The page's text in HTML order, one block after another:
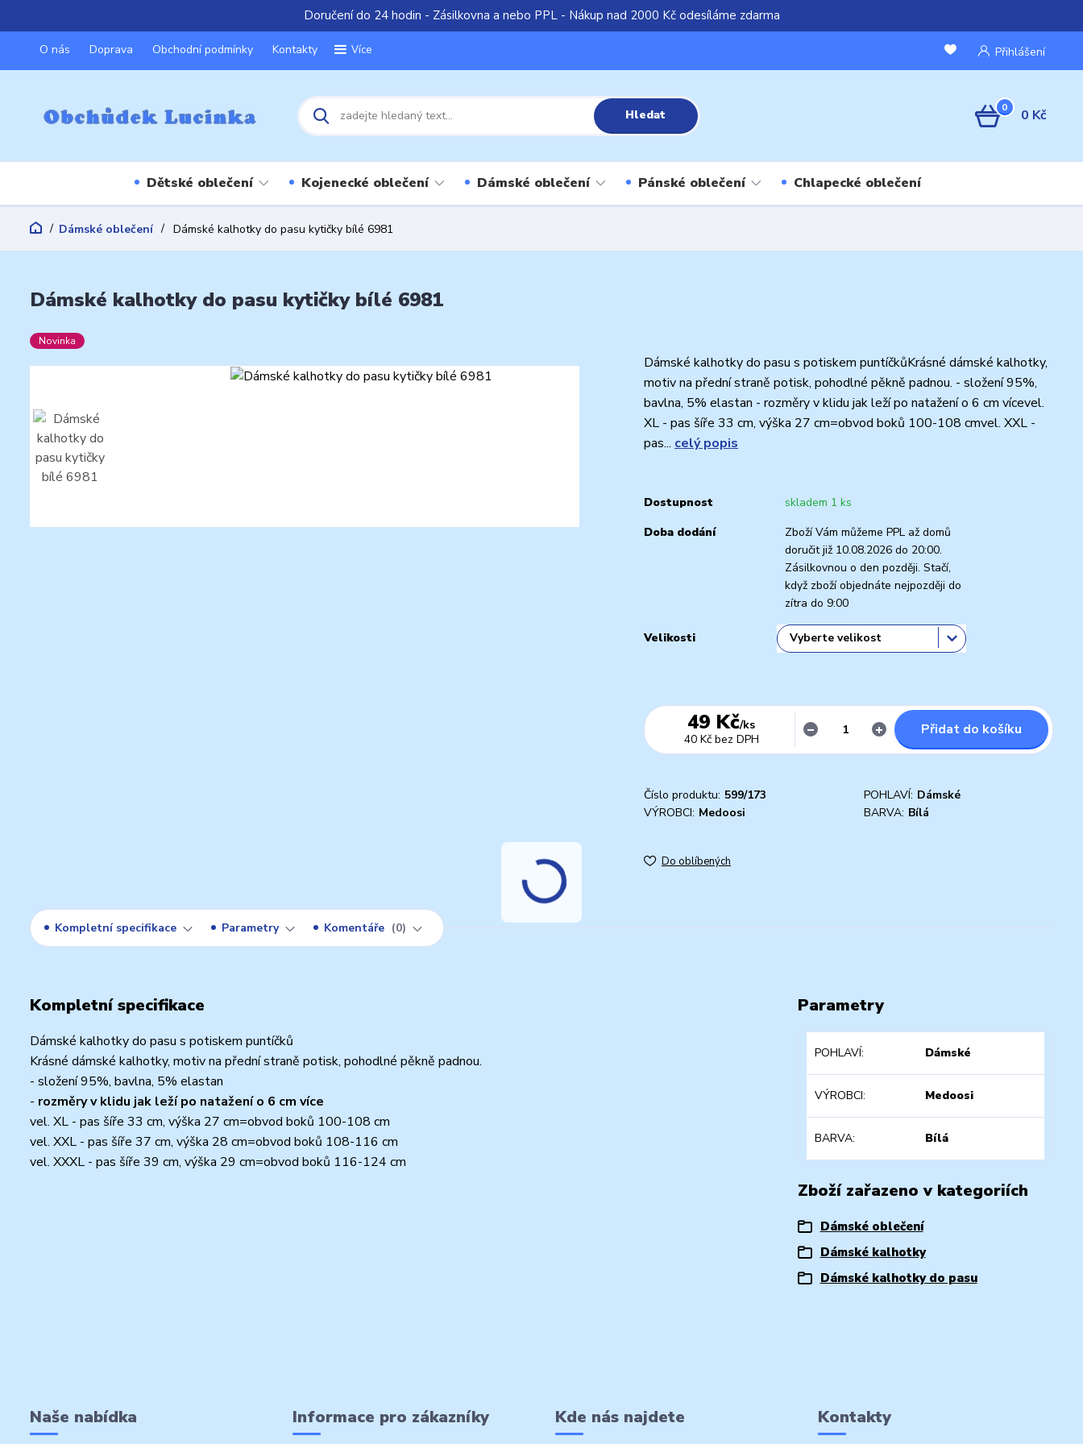
Doručení do 24 hodin - Zásilkovna a nebo PPL - Nákup nad 2000 Kč odesíláme zdarma
O nás Doprava Obchodní podmínky Kontakty Více Přihlášení
Hledat 0 0 Kč
Dětské oblečení Kojenecké oblečení Dámské oblečení Pánské oblečení Chlapecké oblečení
Dámské oblečení Dámské kalhotky do pasu kytičky bílé 6981
Dámské kalhotky do pasu kytičky bílé 6981
Novinka
Dámské kalhotky do pasu s potiskem puntíčkůKrásné dámské kalhotky,
motiv na přední straně potisk, pohodlné pěkně padnou. - složení 95%,
bavlna, 5% elastan - rozměry v klidu jak leží po natažení o 6 cm vícevel.
XL - pas šíře 33 cm, výška 27 cm=obvod boků 100-108 cmvel. XXL -
pas... celý popis
Dostupnost
skladem 1 ks
Doba dodání
Zboží Vám můžeme PPL až domů
doručit již 10.08.2026 do 20:00.
Zásilkovnou o den později. Stačí,
když zboží objednáte nejpozději do
zítra do 9:00
Velikosti
49 Kč/ks
40 Kč bez DPH
Přidat do košíku
Číslo produktu: 599/173 POHLAVÍ: Dámské
VÝROBCI: Medoosi BARVA: Bílá
Do oblíbených
Kompletní specifikace Parametry Komentáře 0
Kompletní specifikace
Dámské kalhotky do pasu s potiskem puntíčků
Krásné dámské kalhotky, motiv na přední straně potisk, pohodlné pěkně padnou.
- složení 95%, bavlna, 5% elastan
- rozměry v klidu jak leží po natažení o 6 cm více
vel. XL - pas šíře 33 cm, výška 27 cm=obvod boků 100-108 cm
vel. XXL - pas šíře 37 cm, výška 28 cm=obvod boků 108-116 cm
vel. XXXL - pas šíře 39 cm, výška 29 cm=obvod boků 116-124 cm
Parametry
POHLAVÍ Dámské
VÝROBCI Medoosi
BARVA Bílá
Zboží zařazeno v kategoriích
Dámské oblečení
Dámské kalhotky
Dámské kalhotky do pasu
Naše nabídka Informace pro zákazníky Kde nás najdete Kontakty